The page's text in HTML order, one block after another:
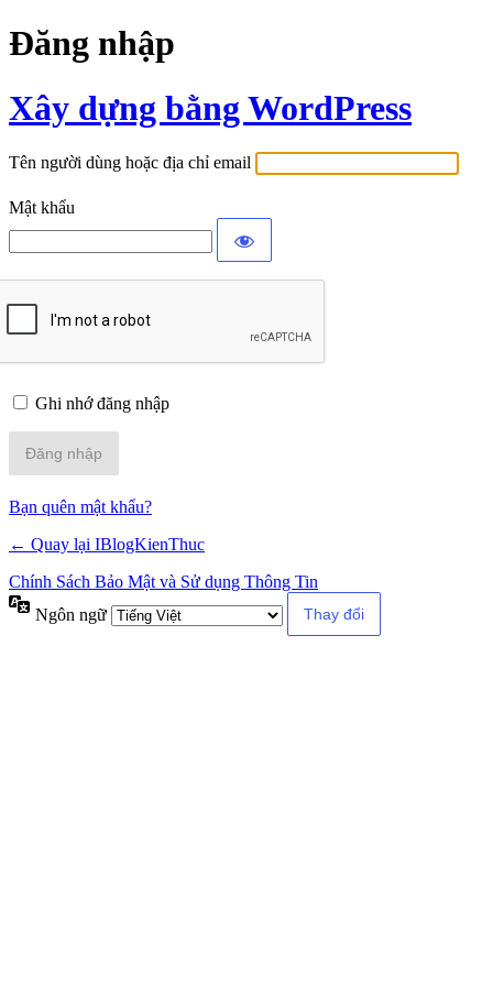
Đăng nhập
Xây dựng bằng WordPress
Tên người dùng hoặc địa chỉ email
Mật khẩu
Ghi nhớ đăng nhập
Alternative:
Bạn quên mật khẩu?
← Quay lại IBlogKienThuc
Chính Sách Bảo Mật và Sử dụng Thông Tin
Ngôn ngữ